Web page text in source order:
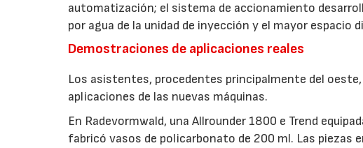
automatización; el sistema de accionamiento
por agua de la unidad de inyección y el mayor espacio
Demostraciones de aplicaciones reales
Los asistentes, procedentes principalmente del
aplicaciones de las nuevas máquinas.
En Radevormwald, una Allrounder 1800 e Trend
fabricó vasos de policarbonato de 200 ml. Las